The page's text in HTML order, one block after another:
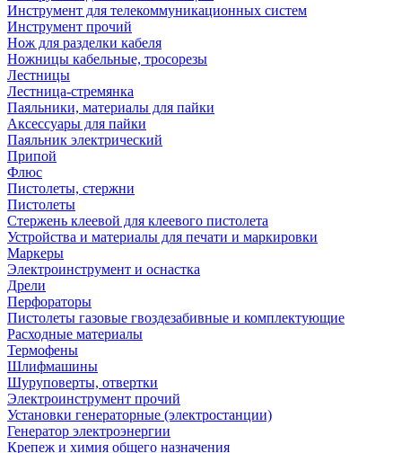
Инструмент для телекоммуникационных систем
Инструмент прочий
Нож для разделки кабеля
Ножницы кабельные, тросорезы
Лестницы
Лестница-стремянка
Паяльники, материалы для пайки
Аксессуары для пайки
Паяльник электрический
Припой
Флюс
Пистолеты, стержни
Пистолеты
Стержень клеевой для клеевого пистолета
Устройства и материалы для печати и маркировки
Маркеры
Электроинструмент и оснастка
Дрели
Перфораторы
Пистолеты газовые гвоздезабивные и комплектующие
Расходные материалы
Термофены
Шлифмашины
Шуруповерты, отвертки
Электроинструмент прочий
Установки генераторные (электростанции)
Генератор электроэнергии
Крепеж и химия общего назначения